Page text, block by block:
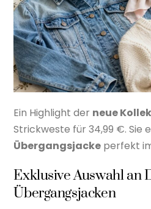
Ein Highlight der neue
Strickweste für 34,99 €. Sie
Übergangsjacke perfekt
Exklusive Auswahl an
Übergangsjacken